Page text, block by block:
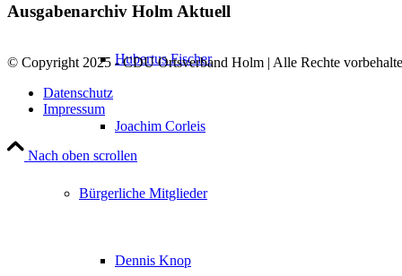
Hubertus Fischer
Joachim Corleis
Bürgerliche Mitglieder
Dennis Knop
Ausgabenarchiv Holm Aktuell
© Copyright 2025 - CDU Ortsverband Holm | Alle Rechte
Datenschutz
Impressum
Nach oben scrollen